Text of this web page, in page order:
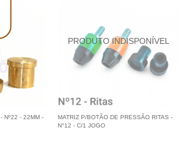
Nº22 - 22MM -
MATRIZ P/BOTÃO DE PRESSÃO RITAS -
N°12 - C/1 JOGO